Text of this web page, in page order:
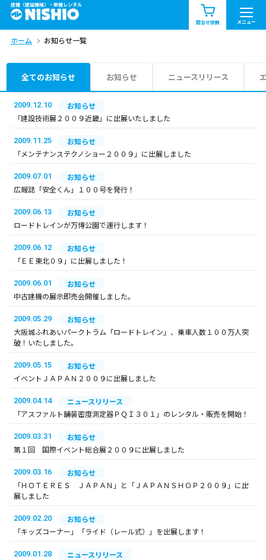
建機（建設機械）・重機レンタル
問合せ依頼 メニュー
商品一覧 お知らせ一覧
問合せ依頼リスト
エリア情報を見る
ホーム お知らせ一覧
全てのお知らせ お知らせ ニュースリリース
2009.12.10
お知らせ
「建設技術展２００９近畿」に出展いたしました
2009.11.25
お知らせ
「メンテナンステクノショー２００９」に出展しました
2009.07.01
お知らせ
広報誌「安全くん」１００号を発行！
2009.06.13
お知らせ
ロードトレインが万博公園で運行します！
2009.06.12
お知らせ
「ＥＥ東北０９」に出展しました！
2009.06.01
お知らせ
中古建機の展示即売会開催しました。
2009.05.29
お知らせ
大阪城ふれあいパークトラム「ロードトレイン」、乗車人数１００万人突
破！いたしました。
2009.05.15
お知らせ
イベントＪＡＰＡＮ２００９に出展しました
2009.04.14
ニュースリリース
「アスファルト舗装密度測定器ＰＱＩ３０１」のレンタル・販売を開始！
2009.03.31
お知らせ
第１回 国際イベント総合展２００９に出展しました
2009.03.16
お知らせ
「ＨＯＴＥＲＥＳ ＪＡＰＡＮ」と「ＪＡＰＡＮＳＨＯＰ２００９」に出
展しました
2009.02.20
お知らせ
「キッズコーナー」「ライド（レール式）」を出展します！
2009.01.28
ニュースリリース